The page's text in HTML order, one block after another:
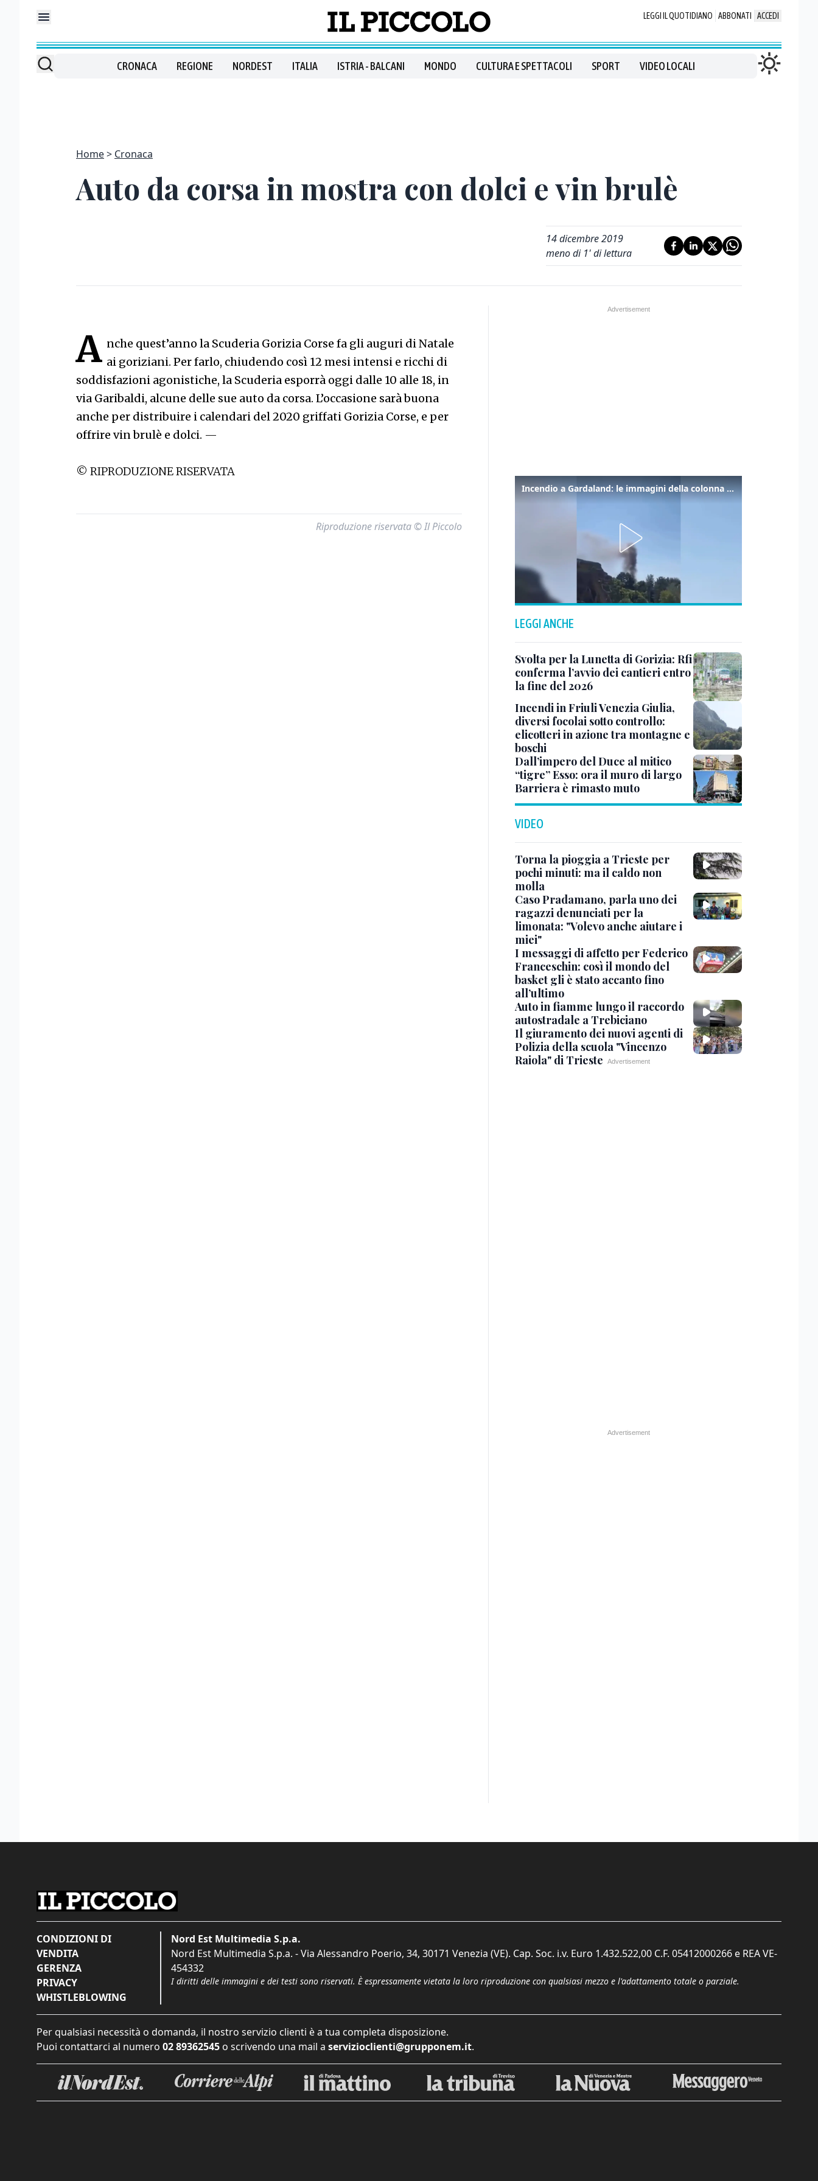
LEGGI IL QUOTIDIANO ABBONATI ACCEDI
CRONACA REGIONE NORDEST ITALIA ISTRIA - BALCANI MONDO CULTURA E SPETTACOLI SPORT VIDEO LOCALI
Home Cronaca
Auto da corsa in mostra con dolci e vin brulè
14 dicembre 2019
meno di 1' di lettura
A nche quest’anno la Scuderia Gorizia Corse fa gli auguri di Natale
ai goriziani. Per farlo, chiudendo così 12 mesi intensi e ricchi di
soddisfazioni agonistiche, la Scuderia esporrà oggi dalle 10 alle 18, in
via Garibaldi, alcune delle sue auto da corsa. L’occasione sarà buona
anche per distribuire i calendari del 2020 griffati Gorizia Corse, e per
offrire vin brulè e dolci. —
© RIPRODUZIONE RISERVATA
Riproduzione riservata © Il Piccolo
Incendio a Gardaland: le immagini della colonna di fumo
LEGGI ANCHE
Svolta per la Lunetta di Gorizia: Rfi
conferma l’avvio dei cantieri entro
la fine del 2026
Incendi in Friuli Venezia Giulia,
diversi focolai sotto controllo:
elicotteri in azione tra montagne e
boschi
Dall’impero del Duce al mitico
“tigre” Esso: ora il muro di largo
Barriera è rimasto muto
VIDEO
Torna la pioggia a Trieste per
pochi minuti: ma il caldo non
molla
Caso Pradamano, parla uno dei
ragazzi denunciati per la
limonata: "Volevo anche aiutare i
miei"
I messaggi di affetto per Federico
Franceschin: così il mondo del
basket gli è stato accanto fino
all’ultimo
Auto in fiamme lungo il raccordo
autostradale a Trebiciano
Il giuramento dei nuovi agenti di
Polizia della scuola "Vincenzo
Raiola" di Trieste
CONDIZIONI DI
VENDITA
GERENZA
PRIVACY
WHISTLEBLOWING
Nord Est Multimedia S.p.a.
Nord Est Multimedia S.p.a. - Via Alessandro Poerio, 34, 30171 Venezia (VE). Cap. Soc. i.v. Euro 1.432.522,00 C.F. 05412000266 e REA VE-
454332
I diritti delle immagini e dei testi sono riservati. È espressamente vietata la loro riproduzione con qualsiasi mezzo e l'adattamento totale o parziale.
Per qualsiasi necessità o domanda, il nostro servizio clienti è a tua completa disposizione.
Puoi contattarci al numero 02 89362545 o scrivendo una mail a servizioclienti@grupponem.it.